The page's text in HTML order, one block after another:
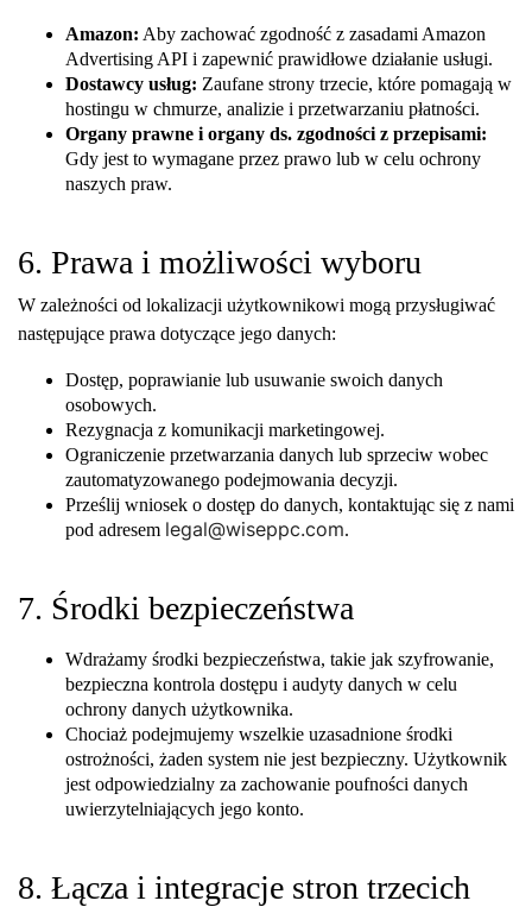
Amazon: Aby zachować zgodność z zasadami Amazon
Advertising API i zapewnić prawidłowe działanie usługi.
Dostawcy usług: Zaufane strony trzecie, które pomagają w
hostingu w chmurze, analizie i przetwarzaniu płatności.
Organy prawne i organy ds. zgodności z przepisami:
Gdy jest to wymagane przez prawo lub w celu ochrony
naszych praw.
6. Prawa i możliwości wyboru
W zależności od lokalizacji użytkownikowi mogą przysługiwać
następujące prawa dotyczące jego danych:
Dostęp, poprawianie lub usuwanie swoich danych
osobowych.
Rezygnacja z komunikacji marketingowej.
Ograniczenie przetwarzania danych lub sprzeciw wobec
zautomatyzowanego podejmowania decyzji.
Prześlij wniosek o dostęp do danych, kontaktując się z nami
pod adresem legal@wiseppc.com.
7. Środki bezpieczeństwa
Wdrażamy środki bezpieczeństwa, takie jak szyfrowanie,
bezpieczna kontrola dostępu i audyty danych w celu
ochrony danych użytkownika.
Chociaż podejmujemy wszelkie uzasadnione środki
ostrożności, żaden system nie jest bezpieczny. Użytkownik
jest odpowiedzialny za zachowanie poufności danych
uwierzytelniających jego konto.
8. Łącza i integracje stron trzecich